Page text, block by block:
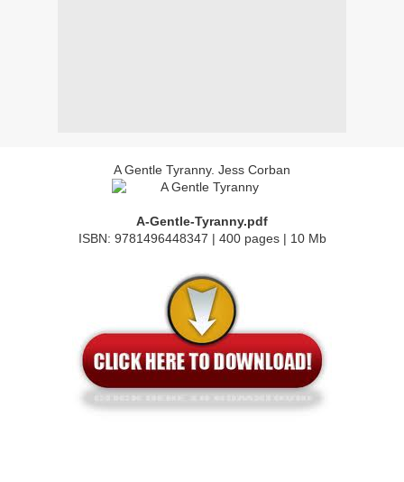
A Gentle Tyranny. Jess Corban
A-Gentle-Tyranny.pdf
ISBN: 9781496448347 | 400 pages | 10 Mb